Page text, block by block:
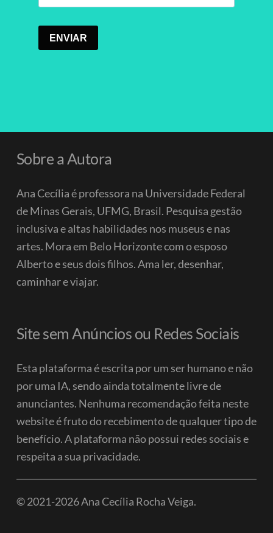
Sobre a Autora
Ana Cecília é professora na Universidade Federal
de Minas Gerais, UFMG, Brasil. Pesquisa gestão
inclusiva e altas habilidades nos museus e nas
artes. Mora em Belo Horizonte com o esposo
Alberto e seus dois filhos.Ama ler, desenhar,
caminhar e viajar.
Site sem Anúncios ou Redes Sociais
Esta plataforma é escrita por um ser humano e não
por uma IA, sendo ainda totalmente livre de
anunciantes. Nenhuma recomendação feita neste
website é fruto do recebimento de qualquer tipo de
benefício.A plataforma não possui redes sociais e
respeita a sua privacidade.
© 2021-2026 Ana Cecília Rocha Veiga.